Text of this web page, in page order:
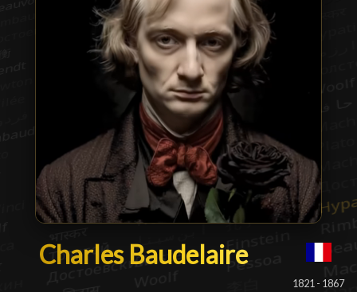
Charles Baudelaire
Charles Baudelaire█
1821 - 1867